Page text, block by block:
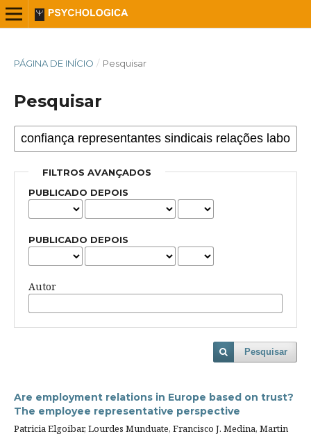
PÁGINA DE INÍCIO / Pesquisar
Pesquisar
FILTROS AVANÇADOS
PUBLICADO DEPOIS
PUBLICADO DEPOIS
Autor
Pesquisar
Are employment relations in Europe based on trust?
The employee representative perspective
Patricia Elgoibar, Lourdes Munduate, Francisco J. Medina, Martin